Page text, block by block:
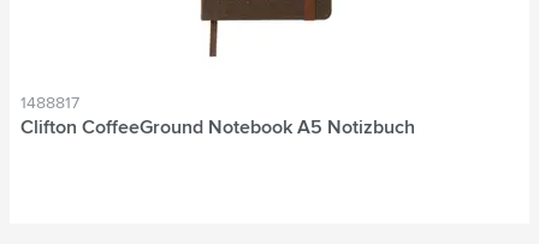
1488817
Clifton CoffeeGround Notebook A5 Notizbuch